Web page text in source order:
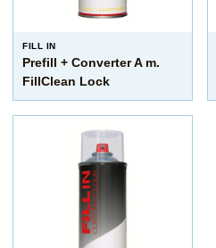
FILL IN
Prefill + Converter A m.
FillClean Lock